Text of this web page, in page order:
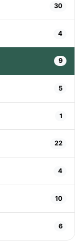
30
4
9
5
1
22
4
10
6